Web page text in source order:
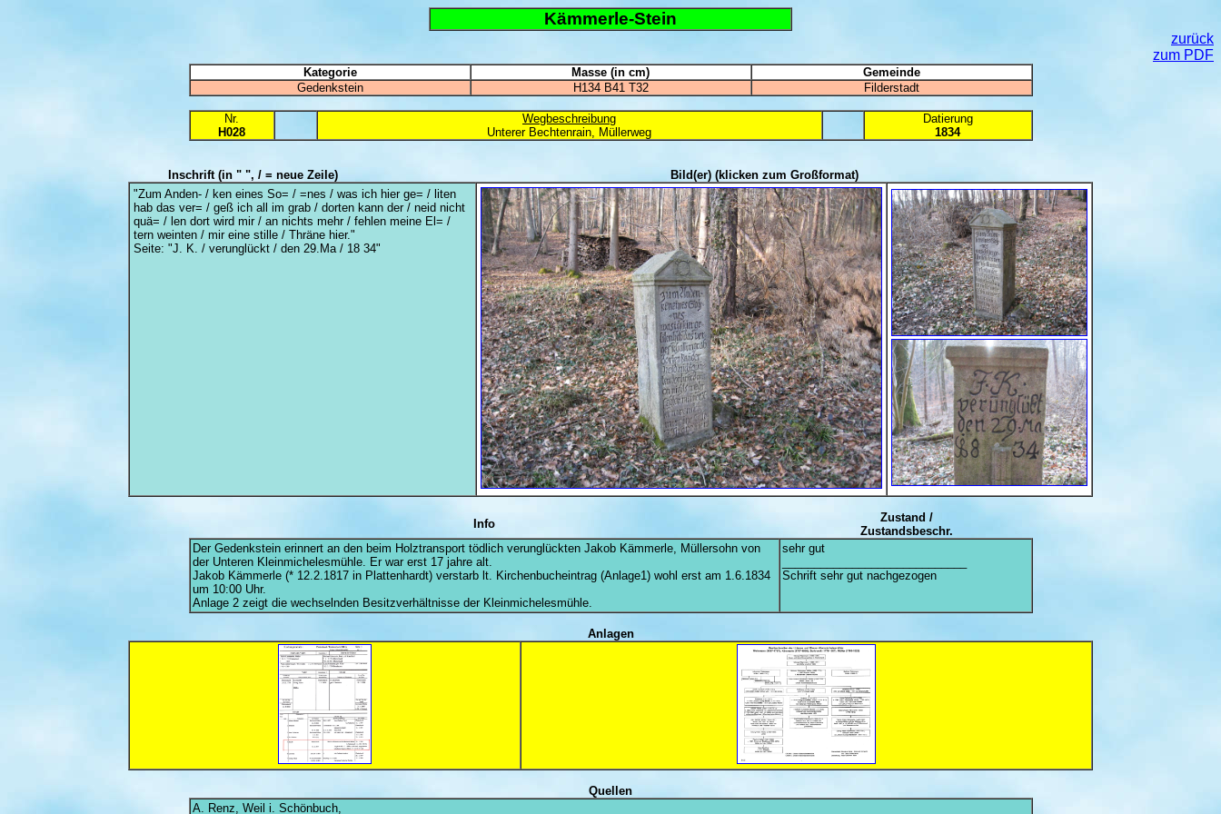
Kämmerle-Stein
zurück
zum PDF
Kategorie Masse (in cm)
Gemeinde
Gedenkstein
H134 B41 T32 Filderstadt
Nr.
H028
Wegbeschreibung
Unterer Bechtenrain, Müllerweg
Datierung
1834
Inschrift(in " ", / = neue Zeile) Bild(er) (klicken zum Großformat)
"Zum Anden- / ken eines So= / =nes / was ich hier ge= / liten
hab das ver= / geß ich all im grab / dorten kann der / neid nicht
quä= / len dort wird mir / an nichts mehr / fehlen meine El= /
tern weinten / mir eine stille / Thräne hier."
Seite: "J. K. / verunglückt / den 29.Ma / 18 34"
Info
Zustand /
Zustandsbeschr.
Der Gedenkstein erinnert an den beim Holztransport tödlich verunglückten Jakob Kämmerle, Müllersohn von
der Unteren Kleinmichelesmühle. Er war erst 17 jahre alt.
Jakob Kämmerle (* 12.2.1817 in Plattenhardt) verstarb lt. Kirchenbucheintrag (Anlage1) wohl erst am 1.6.1834
um 10:00 Uhr.
Anlage 2 zeigt die wechselnden Besitzverhältnisse der Kleinmichelesmühle.
sehr gut
Schrift sehr gut nachgezogen
Anlagen
Quellen
A. Renz, Weil i. Schönbuch,